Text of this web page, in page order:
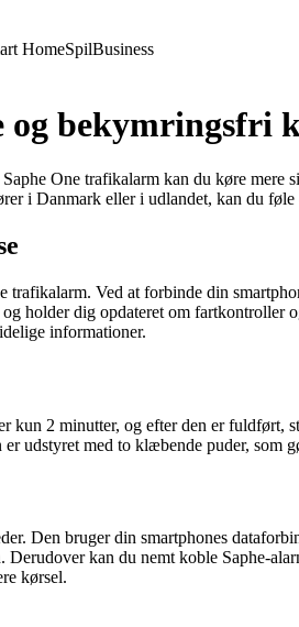
HomeSpilBusiness
og bekymringsfri
One trafikalarm kan du køre
i Danmark eller i udlandet, kan du
Ved at forbinde din
holder dig opdateret om fartkontroller
informationer.
kun 2 minutter, og efter den er
udstyret med to klæbende puder, som
Den bruger din smartphones
kan du nemt koble Saphe-
kørsel.